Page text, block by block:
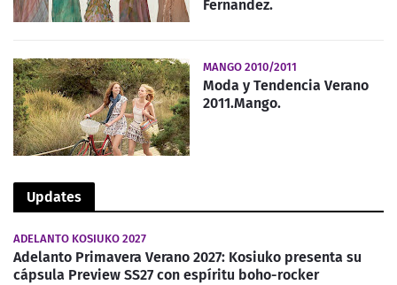
Fernandez.
MANGO 2010/2011
Moda y Tendencia Verano
2011.Mango.
Updates
ADELANTO KOSIUKO 2027
Adelanto Primavera Verano 2027: Kosiuko presenta su
cápsula Preview SS27 con espíritu boho-rocker